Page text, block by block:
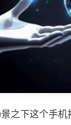
之下这个手